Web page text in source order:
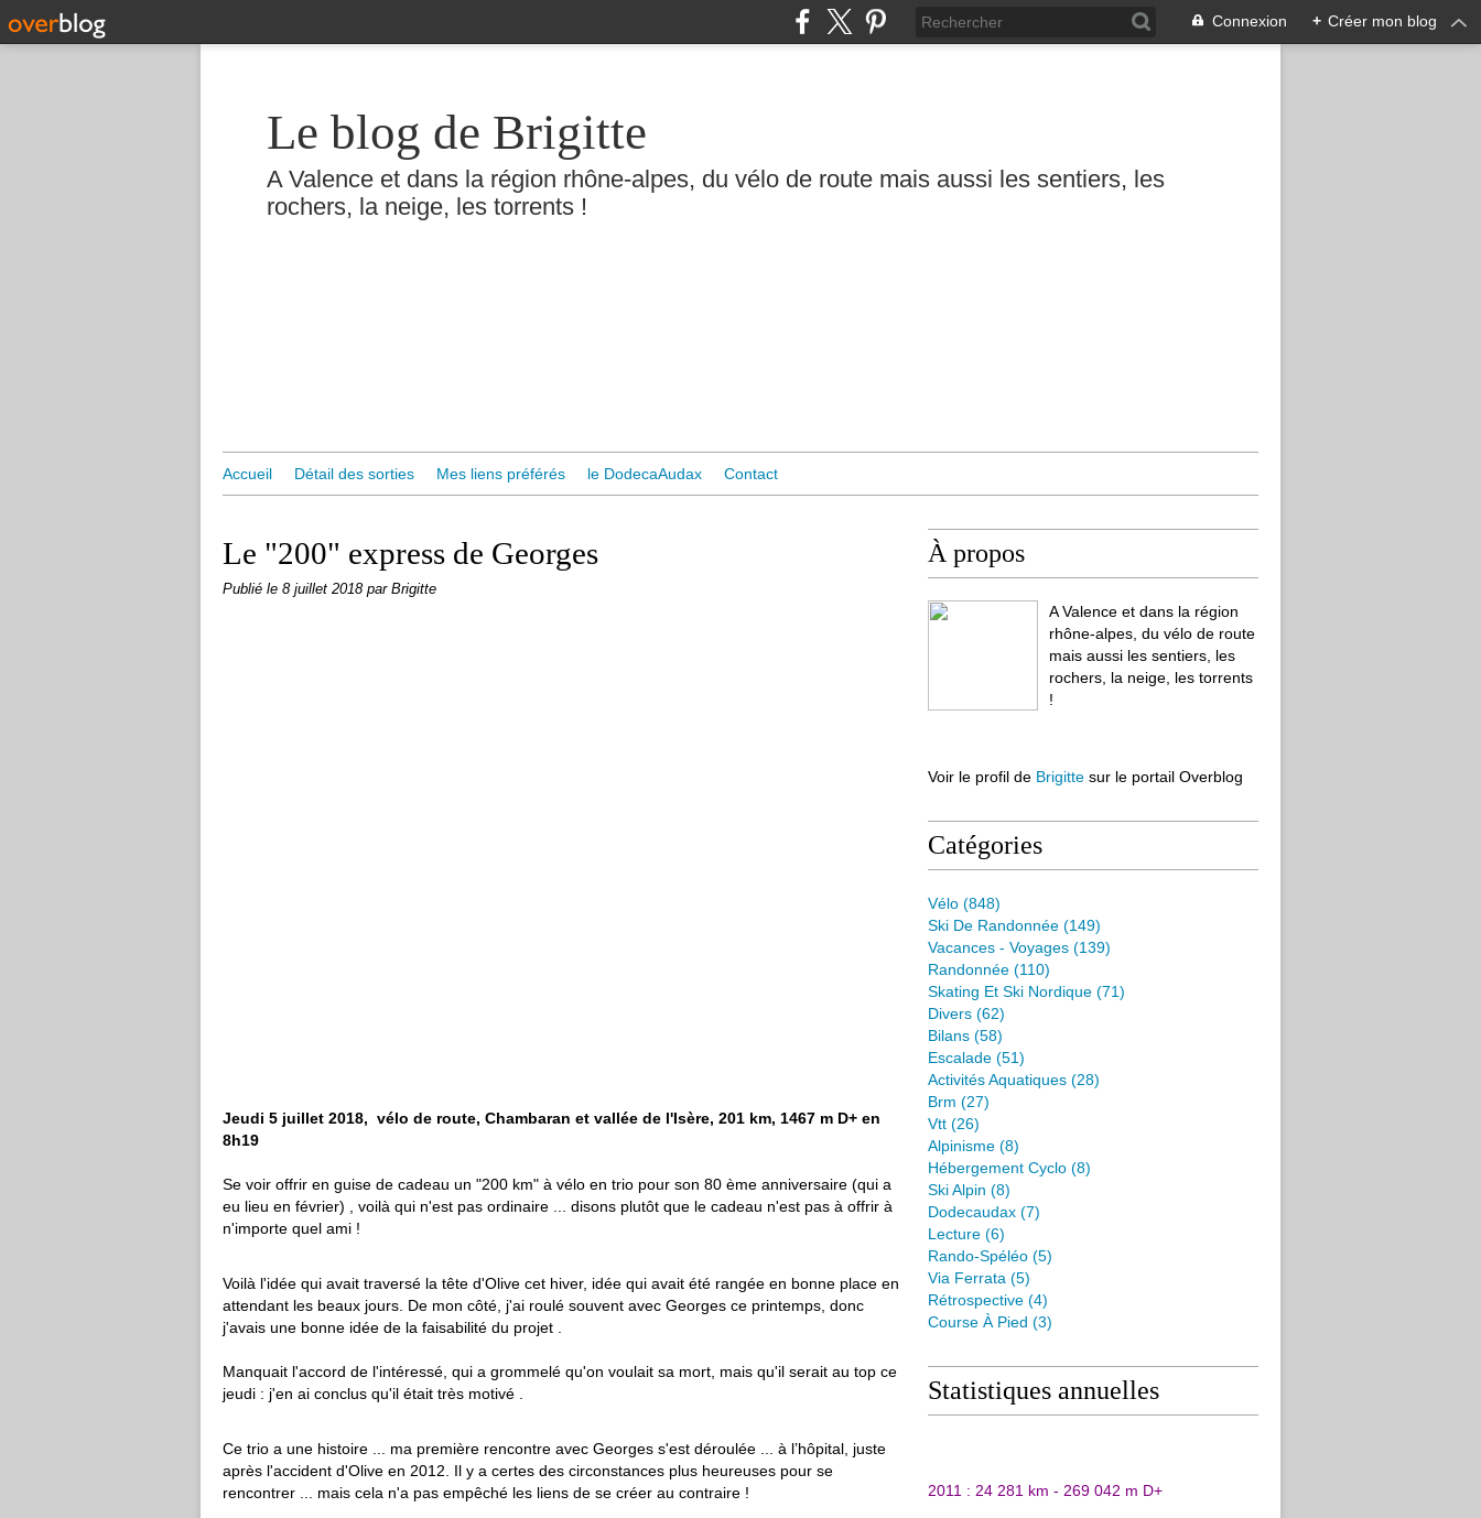
Connexion + Créer mon blog
Le blog de Brigitte
A Valence et dans la région rhône-alpes, du vélo de route mais aussi les sentiers, les
rochers, la neige, les torrents !
Accueil Détail des sorties Mes liens préférés le DodecaAudax Contact
Le "200" express de Georges
Publié le 8 juillet 2018 par Brigitte
Jeudi 5 juillet 2018, vélo de route, Chambaran et vallée de l'Isère, 201 km, 1467 m D+ en
8h19
Se voir offrir en guise de cadeau un "200 km" à vélo en trio pour son 80 ème anniversaire (qui a
eu lieu en février) , voilà qui n'est pas ordinaire ... disons plutôt que le cadeau n'est pas à offrir à
n'importe quel ami !
Voilà l'idée qui avait traversé la tête d'Olive cet hiver, idée qui avait été rangée en bonne place en
attendant les beaux jours. De mon côté, j'ai roulé souvent avec Georges ce printemps, donc
j'avais une bonne idée de la faisabilité du projet .
Manquait l'accord de l'intéressé, qui a grommelé qu'on voulait sa mort, mais qu'il serait au top ce
jeudi : j'en ai conclus qu'il était très motivé .
Ce trio a une histoire ... ma première rencontre avec Georges s'est déroulée ... à l’hôpital, juste
après l'accident d'Olive en 2012. Il y a certes des circonstances plus heureuses pour se
rencontrer ... mais cela n'a pas empêché les liens de se créer au contraire !
À propos
A Valence et dans la région
rhône-alpes, du vélo de route
mais aussi les sentiers, les
rochers, la neige, les torrents
!
Voir le profil de Brigitte sur le portail Overblog
Catégories
Vélo (848)
Ski De Randonnée (149)
Vacances - Voyages (139)
Randonnée (110)
Skating Et Ski Nordique (71)
Divers (62)
Bilans (58)
Escalade (51)
Activités Aquatiques (28)
Brm (27)
Vtt (26)
Alpinisme (8)
Hébergement Cyclo (8)
Ski Alpin (8)
Dodecaudax (7)
Lecture (6)
Rando-Spéléo (5)
Via Ferrata (5)
Rétrospective (4)
Course À Pied (3)
Statistiques annuelles
2011 : 24 281 km - 269 042 m D+